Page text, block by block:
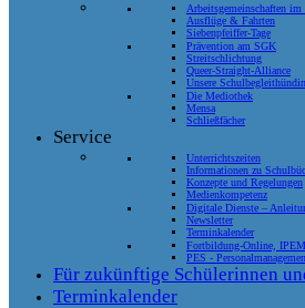
Arbeitsgemeinschaften
Ausflüge & Fahrten
Siebenpfeiffer-Tage
Prävention am SGK
Streitschlichtung
Queer-Straight-Alliance
Unsere
Die Mediothek
Mensa
Schließfächer
Service
Unterrichtszeiten
Informationen zu
Konzepte und Regelungen
Medienkompetenz
Digitale Dienste –
Newsletter
Terminkalender
Fortbildung-Online,
PES -
Für zukünftige Schülerinnen
Terminkalender